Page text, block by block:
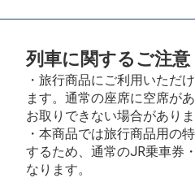
列車に関するご注意
・旅行商品にご利用いただ
ます。通常の座席に空席が
お取りできない場合がありま
・本商品では旅行商品用の
するため、通常のJR乗車券
なります。